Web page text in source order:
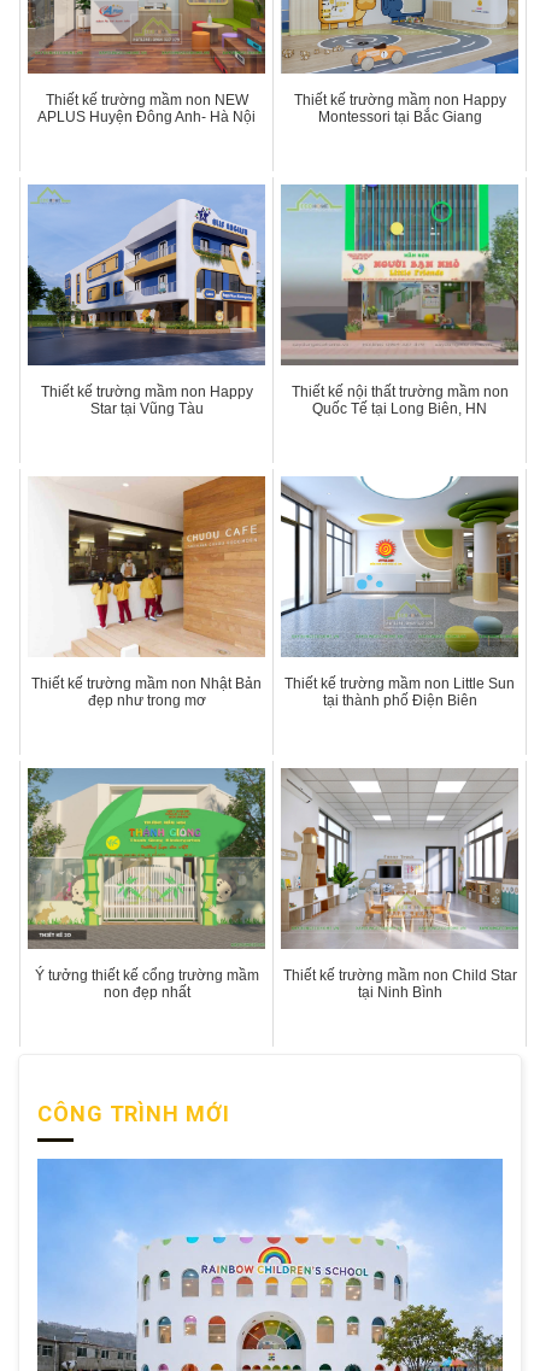
Thiết kế trường mầm non NEW
APLUS Huyện Đông Anh- Hà Nội
Thiết kế trường mầm non Happy
Montessori tại Bắc Giang
Thiết kế trường mầm non Happy
Star tại Vũng Tàu
Thiết kế nội thất trường mầm non
Quốc Tế tại Long Biên, HN
Thiết kế trường mầm non Nhật Bản
đẹp như trong mơ
Thiết kế trường mầm non Little Sun
tại thành phố Điện Biên
Ý tưởng thiết kế cổng trường mầm
non đẹp nhất
Thiết kế trường mầm non Child Star
tại Ninh Bình
CÔNG TRÌNH MỚI